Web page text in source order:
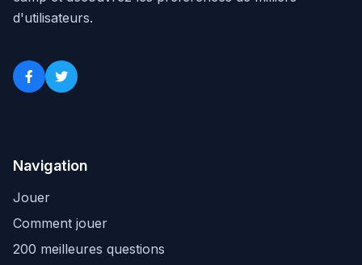
d'utilisateurs.
Navigation
Jouer
Comment jouer
200 meilleures questions